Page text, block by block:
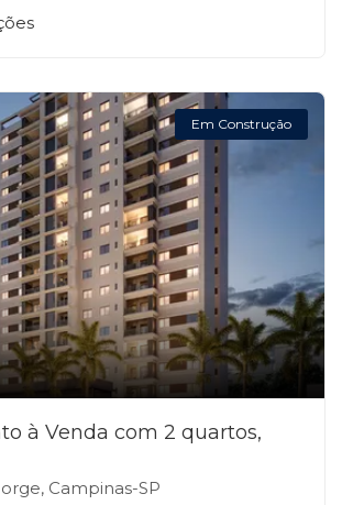
Em Construção
à Venda com 2 quartos,
Campinas-SP